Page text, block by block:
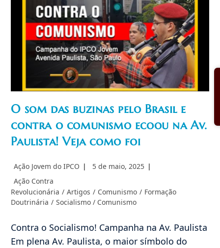
Ser
O som das buzinas pelo Brasil e
contra o comunismo ecoou na Av.
Paulista! Veja como foi
Autor
post:
Ação Jovem do IPCO
Post
5 de maio, 2025
Categoria
do
post:
Ação Contra
Revolucionária / Artigos / Comunismo / Formação
Doutrinária / Socialismo / Comunismo
Contra o Socialismo! Campanha na Av. Paulista
Em plena Av. Paulista, o maior símbolo do